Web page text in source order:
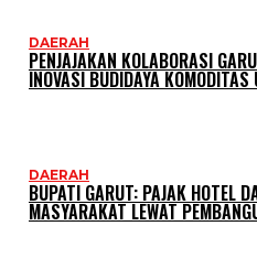
DAERAH
PENJAJAKAN KOLABORASI
INOVASI BUDIDAYA KOMODITAS
DAERAH
BUPATI GARUT: PAJAK HOTEL
MASYARAKAT LEWAT